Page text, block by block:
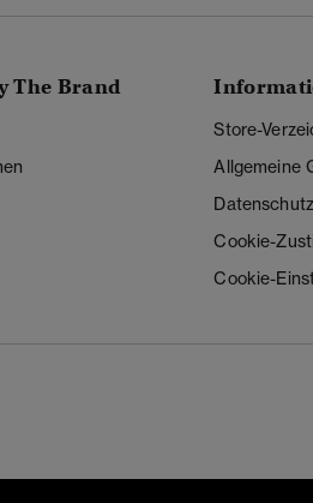
The Brand
Store-
Allgemeine
Cookie-
Cookie-